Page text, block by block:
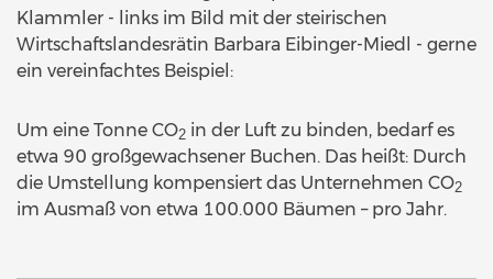
Klammler - links im Bild mit der steirischen
Wirtschaftslandesrätin Barbara Eibinger-Miedl - gerne
ein vereinfachtes Beispiel:
Um eine Tonne CO2 in der Luft zu binden, bedarf es
etwa 90 großgewachsener Buchen. Das heißt: Durch
die Umstellung kompensiert das Unternehmen CO2
im Ausmaß von etwa 100.000 Bäumen – pro Jahr.